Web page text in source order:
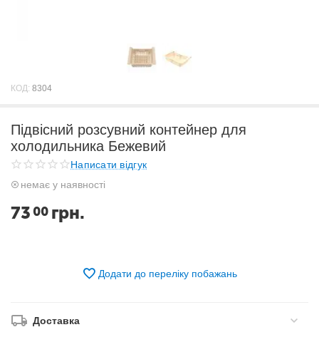
КОД: 8304
Підвісний розсувний контейнер для
холодильника Бежевий
Написати відгук
немає у наявності
73 00 грн.
Додати до переліку побажань
Доставка